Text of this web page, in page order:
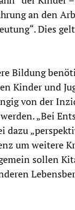
an den
Dies
Bildung
Kinder und
von der
„Bei
dazu
um weitere
sollen